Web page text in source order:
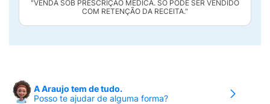
"VENDA SOB PRESCRIÇÃO MÉDICA. SÓ PODE SER VENDIDO
COM RETENÇÃO DA RECEITA."
A Araujo tem de tudo.
Posso te ajudar de alguma forma?